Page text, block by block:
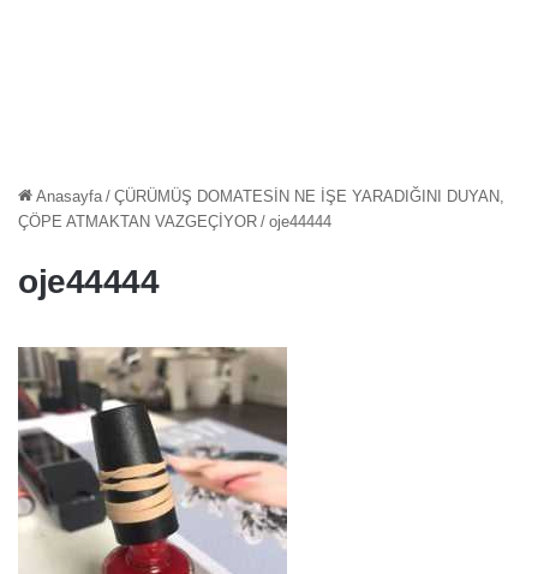
Anasayfa / ÇÜRÜMÜŞ DOMATESİN NE İŞE YARADIĞINI DUYAN,
ÇÖPE ATMAKTAN VAZGEÇİYOR / oje44444
oje44444